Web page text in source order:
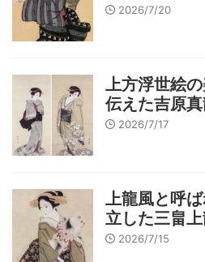
2026/7/20
上方浮世絵
伝えた吉原
2026/7/17
上龍風と呼
立した三畠
2026/7/15